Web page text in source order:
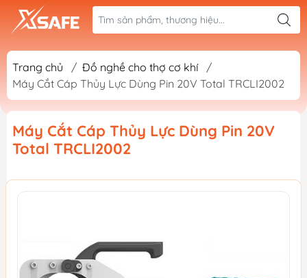
Trang chủ / Đồ nghề cho thợ cơ khí
/
Máy Cắt Cáp Thủy Lực Dùng Pin 20V Total TRCLI2002
Máy Cắt Cáp Thủy Lực Dùng Pin 20V
Total TRCLI2002